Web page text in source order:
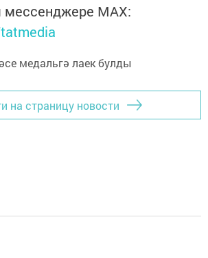
мессенджере MАХ:
на страницу новости